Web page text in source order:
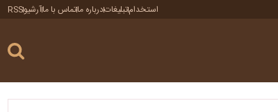
استخدامتبلیغاتدرباره ماتماس با ماآرشیوRSS